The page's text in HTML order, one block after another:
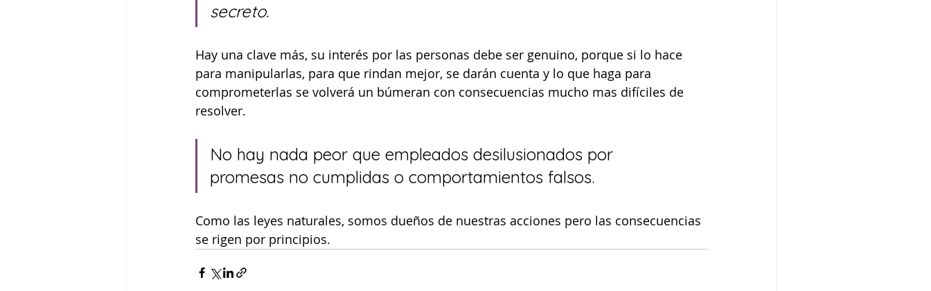
secreto.
Hay una clave más, su interés por las personas debe ser genuino, porque si lo hace
para manipularlas, para que rindan mejor, se darán cuenta y lo que haga para
comprometerlas se volverá un búmeran con consecuencias mucho mas difíciles de
resolver.
No hay nada peor que empleados desilusionados por
promesas no cumplidas o comportamientos falsos.
Como las leyes naturales, somos dueños de nuestras acciones pero las consecuencias
se rigen por principios.